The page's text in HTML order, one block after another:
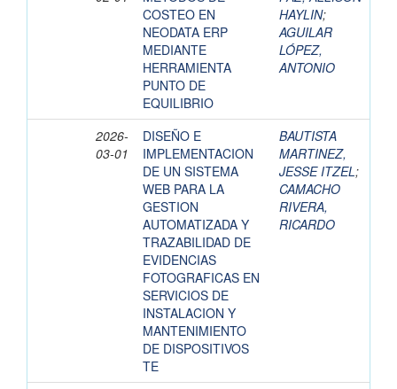
COSTEO EN
NEODATA ERP
MEDIANTE
HERRAMIENTA
PUNTO DE
EQUILIBRIO
HAYLIN;
AGUILAR
LÓPEZ,
ANTONIO
2026-
03-01
DISEÑO E
IMPLEMENTACION
DE UN SISTEMA
WEB PARA LA
GESTION
AUTOMATIZADA Y
TRAZABILIDAD DE
EVIDENCIAS
FOTOGRAFICAS EN
SERVICIOS DE
INSTALACION Y
MANTENIMIENTO
DE DISPOSITIVOS
TE
BAUTISTA
MARTINEZ,
JESSE ITZEL;
CAMACHO
RIVERA,
RICARDO